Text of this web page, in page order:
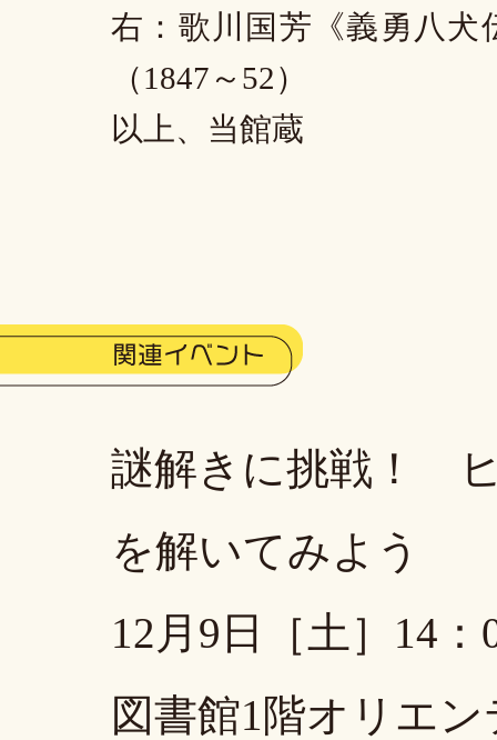
右：歌川国芳《義勇八
（1847～52）
以上、当館蔵
謎解きに挑戦！
を解いてみよう
12月9日［土］14：
図書館1階オリエ